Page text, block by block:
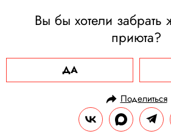
Вы бы хотели забрать
приюта?
ДА
Поделиться